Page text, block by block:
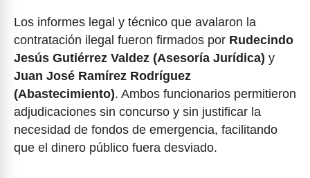
Los informes legal y técnico que avalaron la
contratación ilegal fueron firmados por Rudecindo
Jesús Gutiérrez Valdez (Asesoría Jurídica) y
Juan José Ramírez Rodríguez
(Abastecimiento). Ambos funcionarios permitieron
adjudicaciones sin concurso y sin justificar la
necesidad de fondos de emergencia, facilitando
que el dinero público fuera desviado.